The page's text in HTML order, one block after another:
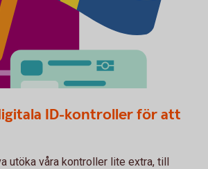
ID-kontroller för att
utöka våra kontroller lite extra, till